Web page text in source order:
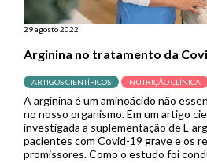
29 agosto 2022
Arginina no tratamento da
ARTIGOS CIENTÍFICOS NUTRIÇÃO CLÍNICA
A arginina é um aminoácido não
no nosso organismo. Em um artigo
investigada a suplementação de L-
pacientes com Covid-19 grave e os
promissores. Como o estudo foi